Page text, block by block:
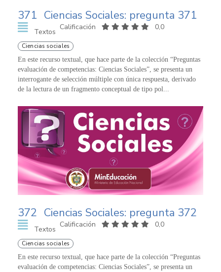
371 Ciencias Sociales: pregunta 371
Textos
Calificación 0,0
Ciencias sociales
En este recurso textual, que hace parte de la colección “Preguntas
evaluación de competencias: Ciencias Sociales”, se presenta un
interrogante de selección múltiple con única respuesta, derivado
de la lectura de un fragmento conceptual de tipo pol...
372 Ciencias Sociales: pregunta 372
Textos
Calificación 0,0
Ciencias sociales
En este recurso textual, que hace parte de la colección “Preguntas
evaluación de competencias: Ciencias Sociales”, se presenta un